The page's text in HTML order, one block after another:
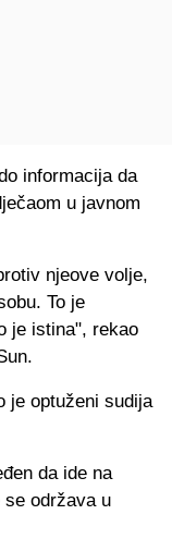
informacija da
u javnom
njeove volje,
To je
je istina", rekao
je optuženi sudija
da ide na
održava u